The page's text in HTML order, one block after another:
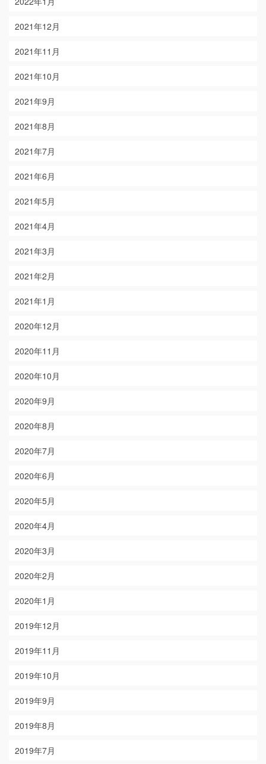
2021年12月
2021年11月
2021年10月
2021年9月
2021年8月
2021年7月
2021年6月
2021年5月
2021年4月
2021年3月
2021年2月
2021年1月
2020年12月
2020年11月
2020年10月
2020年9月
2020年8月
2020年7月
2020年6月
2020年5月
2020年4月
2020年3月
2020年2月
2020年1月
2019年12月
2019年11月
2019年10月
2019年9月
2019年8月
2019年7月